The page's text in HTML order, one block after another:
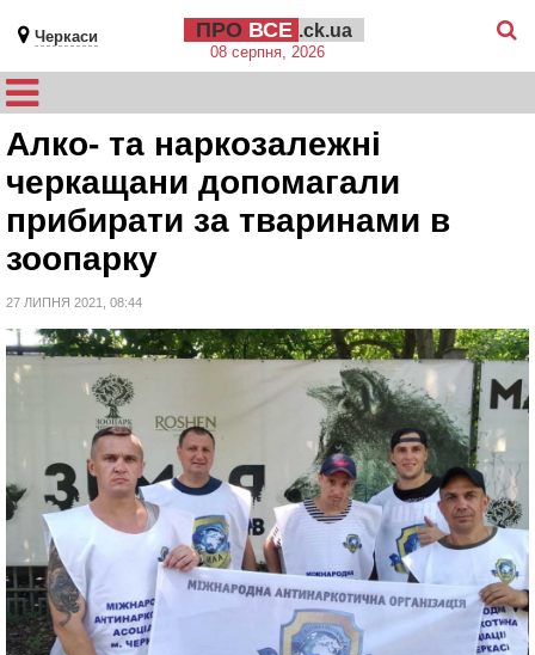
Черкаси ПРО ВСЕ .ck.ua
08 серпня, 2026
Алко- та наркозалежні
черкащани допомагали
прибирати за тваринами в
зоопарку
27 ЛИПНЯ 2021, 08:44